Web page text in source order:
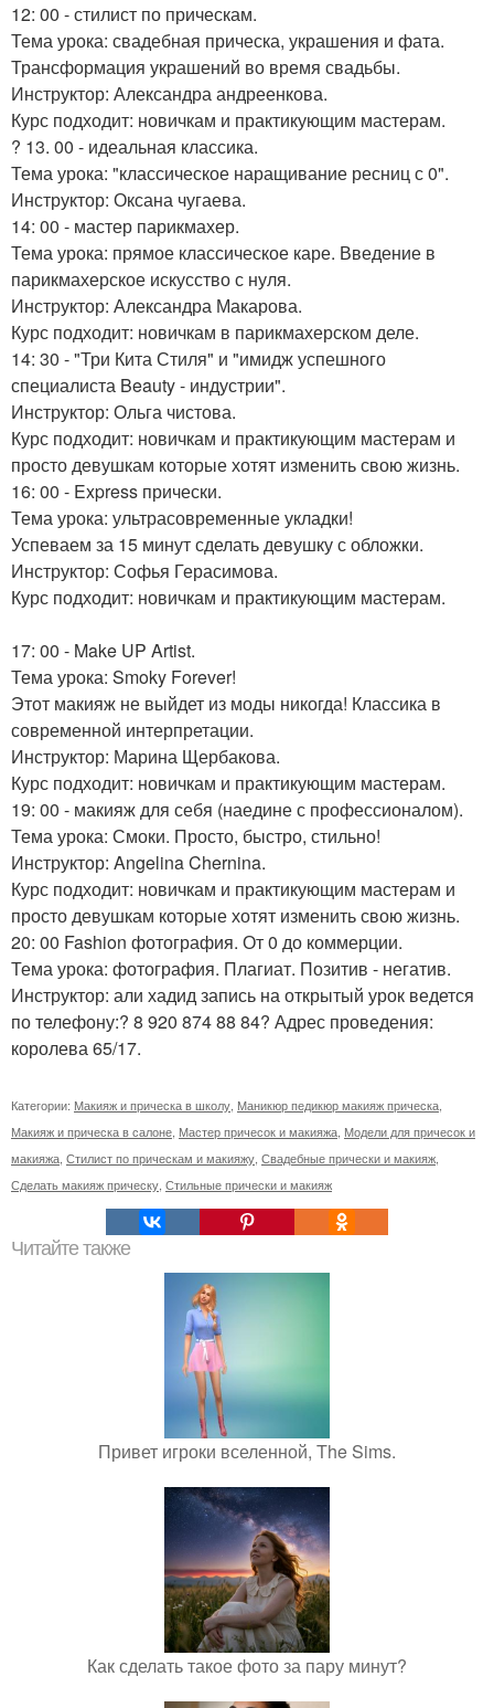
12: 00 - стилист по прическам.
Тема урока: свадебная прическа, украшения и фата.
Трансформация украшений во время свадьбы.
Инструктор: Александра андреенкова.
Курс подходит: новичкам и практикующим мастерам.
? 13. 00 - идеальная классика.
Тема урока: "классическое наращивание ресниц с 0".
Инструктор: Оксана чугаева.
14: 00 - мастер парикмахер.
Тема урока: прямое классическое каре. Введение в
парикмахерское искусство с нуля.
Инструктор: Александра Макарова.
Курс подходит: новичкам в парикмахерском деле.
14: 30 - "Три Кита Стиля" и "имидж успешного
специалиста Beauty - индустрии".
Инструктор: Ольга чистова.
Курс подходит: новичкам и практикующим мастерам и
просто девушкам которые хотят изменить свою жизнь.
16: 00 - Express прически.
Тема урока: ультрасовременные укладки!
Успеваем за 15 минут сделать девушку с обложки.
Инструктор: Софья Герасимова.
Курс подходит: новичкам и практикующим мастерам.
17: 00 - Make UP Artist.
Тема урока: Smoky Forever!
Этот макияж не выйдет из моды никогда! Классика в
современной интерпретации.
Инструктор: Марина Щербакова.
Курс подходит: новичкам и практикующим мастерам.
19: 00 - макияж для себя (наедине с профессионалом).
Тема урока: Смоки. Просто, быстро, стильно!
Инструктор: Angelina Chernina.
Курс подходит: новичкам и практикующим мастерам и
просто девушкам которые хотят изменить свою жизнь.
20: 00 Fashion фотография. От 0 до коммерции.
Тема урока: фотография. Плагиат. Позитив - негатив.
Инструктор: али хадид запись на открытый урок ведется
по телефону:? 8 920 874 88 84? Адрес проведения:
королева 65/17.
Категории: Макияж и прическа в школу Маникюр педикюр макияж прическа
Макияж и прическа в салоне Мастер причесок и макияжа Модели для причесок и
макияжа Стилист по прическам и макияжу Свадебные прически и макияж
Сделать макияж прическу Стильные прически и макияж
Читайте также
Привет игроки вселенной, The Sims.
Как сделать такое фото за пару минут?